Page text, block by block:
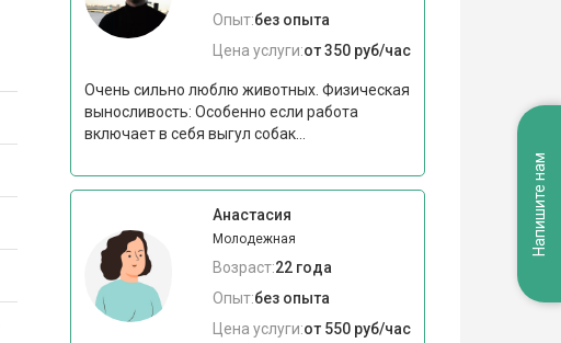
Опыт:без опыта
Цена услуги:от 350 руб/час
Очень сильно люблю животных. Физическая
выносливость: Особенно если работа
включает в себя выгул собак...
Анастасия
Молодежная
Возраст:22 года
Опыт:без опыта
Цена услуги:от 550 руб/час
Напишите нам